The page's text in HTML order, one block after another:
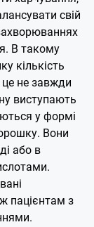
свій
В такому
кількість
це не завжди
виступають
у формі
Вони
або в
пацієнтам з